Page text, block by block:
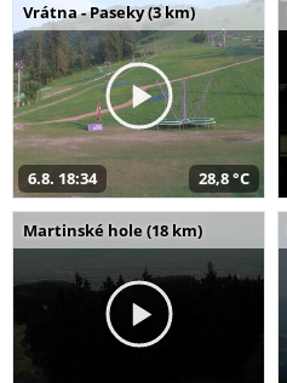
Vrátna - Paseky (3 km)
6.8. 18:34 28,8 °C
Martinské hole (18 km)